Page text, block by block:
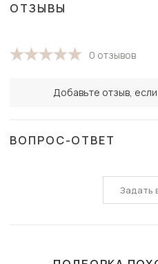
ОТЗЫВЫ
0 отзывов
Добавьте отзыв,
ВОПРОС-ОТВЕТ
Задать